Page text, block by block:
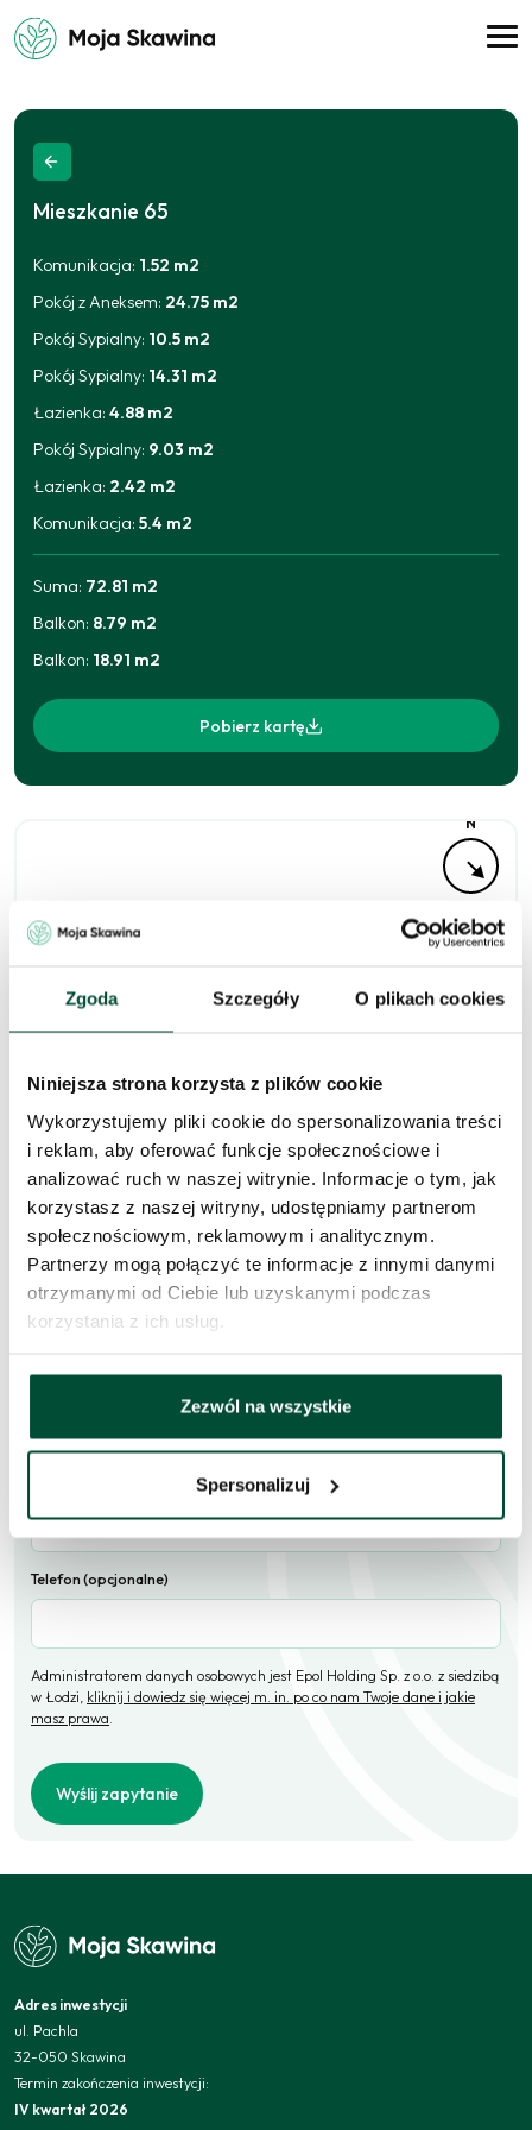
Zgoda Szczegóły O plikach cookies
Niniejsza strona korzysta z plików cookie
Wykorzystujemy pliki cookie do spersonalizowania treści
i reklam, aby oferować funkcje społecznościowe i
analizować ruch w naszej witrynie. Informacje o tym, jak
korzystasz z naszej witryny, udostępniamy partnerom
społecznościowym, reklamowym i analitycznym.
Partnerzy mogą połączyć te informacje z innymi danymi
otrzymanymi od Ciebie lub uzyskanymi podczas
korzystania z ich usług.
Zezwól na wszystkie
Spersonalizuj
Mieszkanie 65
Komunikacja: 1.52 m2
Pokój z Aneksem: 24.75 m2
Pokój Sypialny: 10.5 m2
Pokój Sypialny: 14.31 m2
Łazienka:4.88 m2
Pokój Sypialny: 9.03 m2
Łazienka: 2.42 m2
Komunikacja:5.4 m2
Suma: 72.81 m2
Balkon: 8.79 m2
Balkon: 18.91 m2
Pobierz kartę
N
Zapytaj o to
mieszkanie
Skorzystaj z formularza i przekaż naszym doradcom prośbę o
kontakt w sprawie tego mieszkania.
Skontaktujemy się
Telefon (opcjonalne)
Administratorem danych osobowych jest Epol Holding Sp. z o.o. z siedzibą
w Łodzi, kliknij i dowiedz się więcej m. in. po co nam Twoje dane i jakie
masz prawa.
Wyślij zapytanie
Adres inwestycji
ul. Pachla
32-050 Skawina
Termin zakończenia inwestycji:
IV kwartał 2026